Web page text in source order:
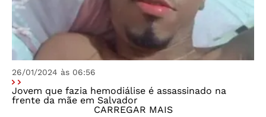
26/01/2024 às 06:56
Jovem que fazia hemodiálise é assassinado na
frente da mãe em Salvador
CARREGAR MAIS